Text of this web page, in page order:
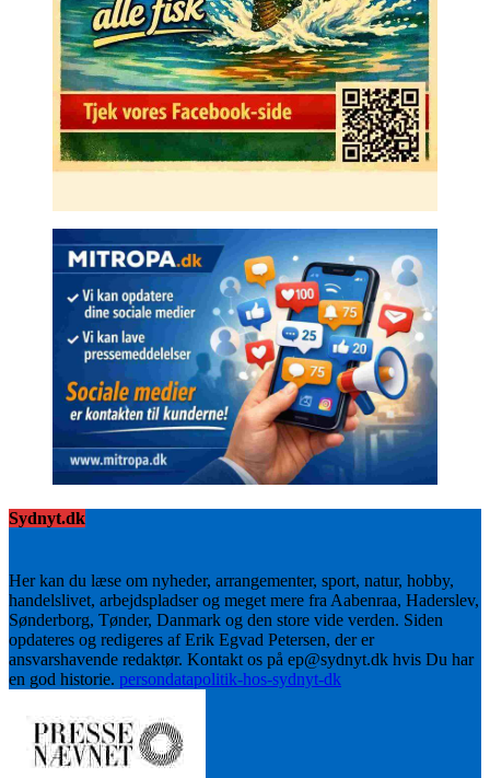
Sydnyt.dk
Her kan du læse om nyheder, arrangementer, sport, natur, hobby,
handelslivet, arbejdspladser og meget mere fra Aabenraa, Haderslev,
Sønderborg, Tønder, Danmark og den store vide verden. Siden
opdateres og redigeres af Erik Egvad Petersen, der er
ansvarshavende redaktør. Kontakt os på ep@sydnyt.dk hvis Du har
en god historie. persondatapolitik-hos-sydnyt-dk